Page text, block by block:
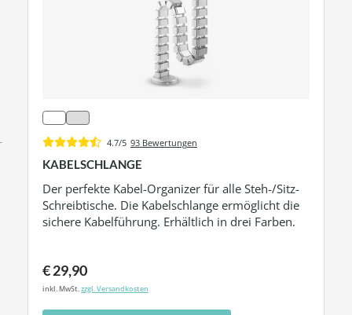
4.7/5 93 Bewertungen
KABELSCHLANGE
Der perfekte Kabel-Organizer für alle Steh-/Sitz-
Schreibtische. Die Kabelschlange ermöglicht die
sichere Kabelführung. Erhältlich in drei Farben.
€ 29,90
inkl. MwSt.zzgl. Versandkosten